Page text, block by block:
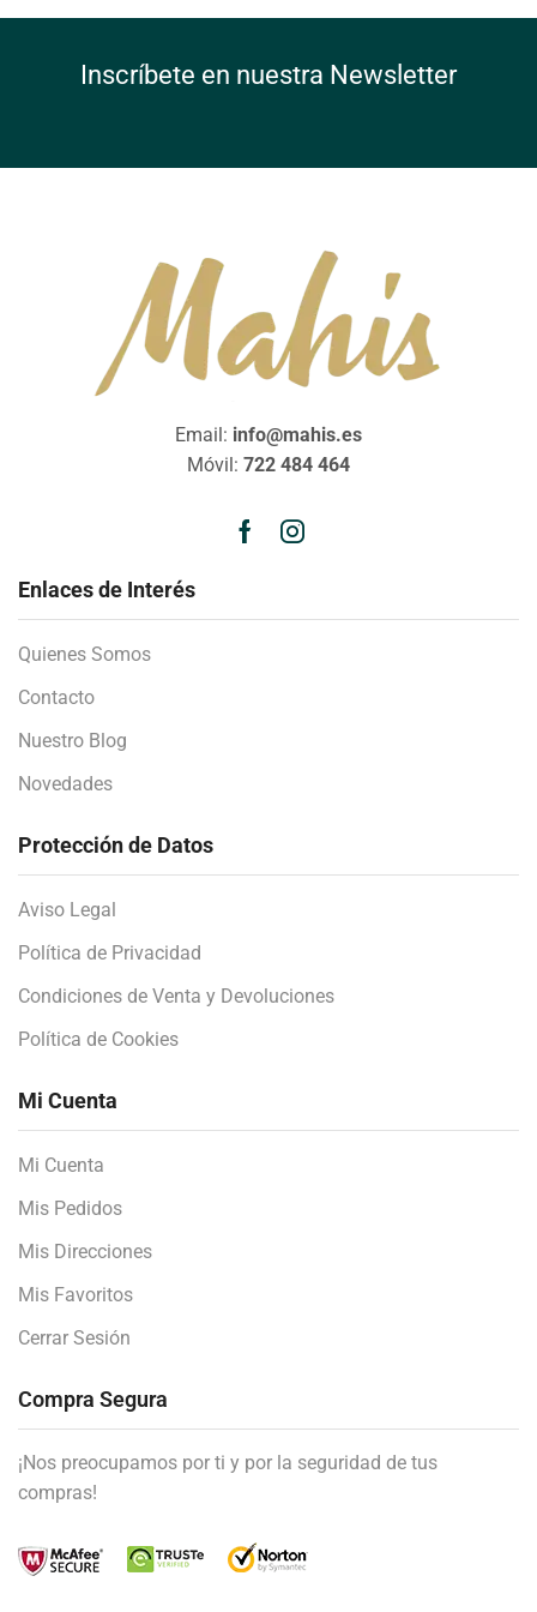
Inscríbete en nuestra Newsletter
Email: info@mahis.es
Móvil: 722 484 464
Enlaces de Interés
Quienes Somos
Contacto
Nuestro Blog
Novedades
Protección de Datos
Aviso Legal
Política de Privacidad
Condiciones de Venta y Devoluciones
Política de Cookies
Mi Cuenta
Mi Cuenta
Mis Pedidos
Mis Direcciones
Mis Favoritos
Cerrar Sesión
Compra Segura
¡Nos preocupamos por ti y por la seguridad de tus
compras!